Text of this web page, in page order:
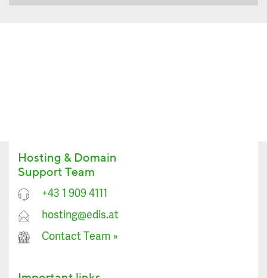
Hosting & Domain
Support Team
+43 1 909 4111
hosting@edis.at
Contact Team »